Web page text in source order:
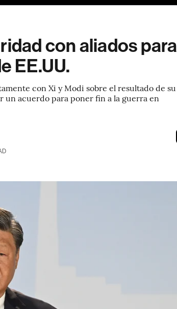
con aliados para
EE.UU.
con Xi y Modi sobre el resultado de su
un acuerdo para poner fin a la guerra en